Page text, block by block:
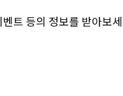
트 등의 정보를 받아보